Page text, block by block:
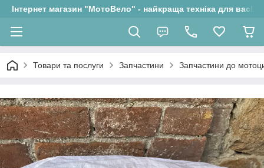
Інтернет магазин "МотоВело" - найкраща техніка для вас!
Товари та послуги Запчастини Запчастини до